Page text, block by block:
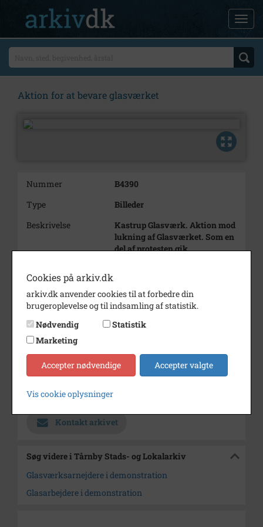
Aktion for at bevare glasværket
Nummer
B4390
Type
Billeder
Beskrivelse
Kastrup Glasværk. Aktion mod
lukning af Glasværket. Som en
del af protesten gik
Årstal
Fotograf
Finn Svensson
Se på kort
Type
Enhed
Københavns Kommune (2007-
2050)
Arkiv
Kontakt arkivet
Søg videre i Tårnby Stads- og Lokalarkiv
Glasværksarnejdere i demonstration
Glasarbejdere i demonstration
Cookies på arkiv.dk
arkiv.dk anvender cookies til at forbedre din
brugeroplevelse og til indsamling af statistik.
Nødvendig
Statistik
Marketing
Accepter nødvendige Accepter valgte
Vis cookie oplysninger